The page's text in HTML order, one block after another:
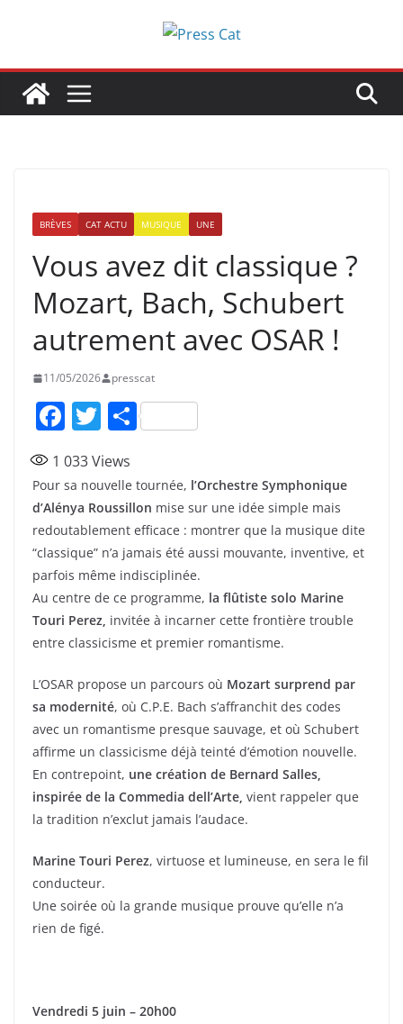
BRÈVES CAT ACTU MUSIQUE UNE
Vous avez dit classique ?
Mozart, Bach, Schubert
autrement avec OSAR !
11/05/2026 presscat
F
c
e
b
o
o
k
T
w
itt
er
P
ta
g
er
1 033Views
Pour sa nouvelle tournée, l’Orchestre Symphonique
d’Alénya Roussillon mise sur une idée simple mais
redoutablement efficace : montrer que la musique dite
“classique” n’a jamais été aussi mouvante, inventive, et
parfois même indisciplinée.
Au centre de ce programme, la flûtiste solo Marine
Touri Perez, invitée à incarner cette frontière trouble
entre classicisme et premier romantisme.
L’OSAR propose un parcours où Mozart surprend par
sa modernité, où C.P.E. Bach s’affranchit des codes
avec un romantisme presque sauvage, et où Schubert
affirme un classicisme déjà teinté d’émotion nouvelle.
En contrepoint, une création de Bernard Salles,
inspirée de la Commedia dell’Arte, vient rappeler que
la tradition n’exclut jamais l’audace.
Marine Touri Perez, virtuose et lumineuse, en sera le fil
conducteur.
Une soirée où la grande musique prouve qu’elle n’a
rien de figé.
Vendredi 5 juin – 20h00